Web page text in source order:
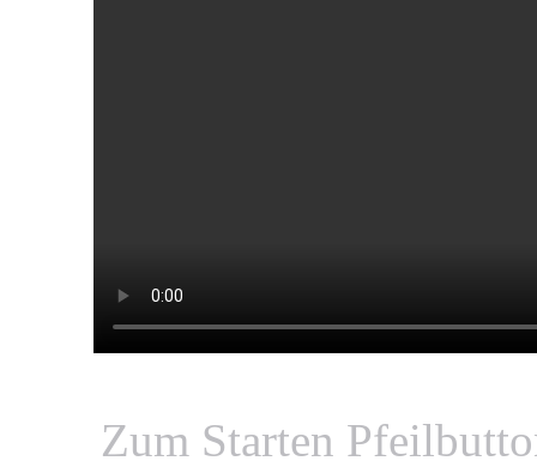
Zum Starten